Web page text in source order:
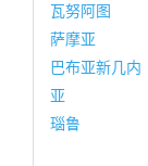
瓦努阿图
萨摩亚
巴布亚新几内
亚
瑙鲁